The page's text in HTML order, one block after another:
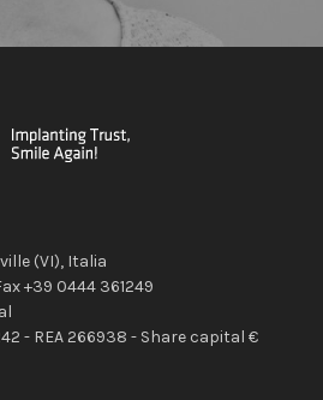
(VI), Italia
+39 0444 361249
- REA 266938 - Share capital €